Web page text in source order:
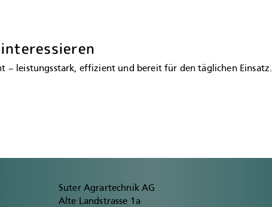
– leistungsstark, effizient und bereit für den täglichen Einsatz.
Suter Agrartechnik AG
Alte Landstrasse 1a